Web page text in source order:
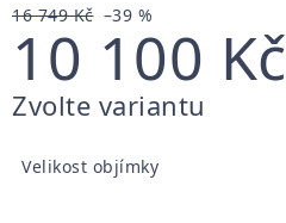
16 749 Kč –39 %
10 100 Kč
Měrná
Zvolte variantu
Velikost objímky